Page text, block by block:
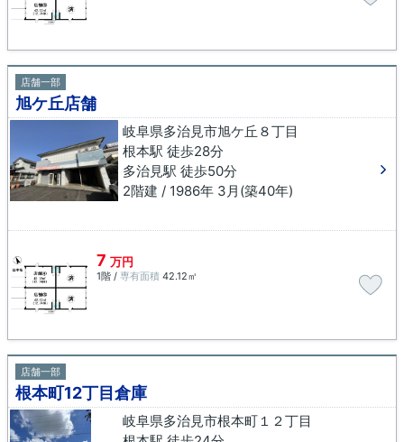
店舗一部
旭ケ丘店舗
岐阜県多治見市旭ケ丘８丁目
根本駅 徒歩28分
多治見駅 徒歩50分
2階建 / 1986年 3月(築40年)
7 万円
1階 / 専有面積 42.12㎡
店舗一部
根本町12丁目倉庫
岐阜県多治見市根本町１２丁目